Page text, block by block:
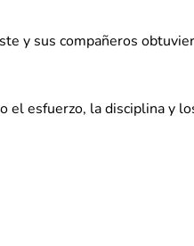
y sus compañeros
el esfuerzo, la disciplina y